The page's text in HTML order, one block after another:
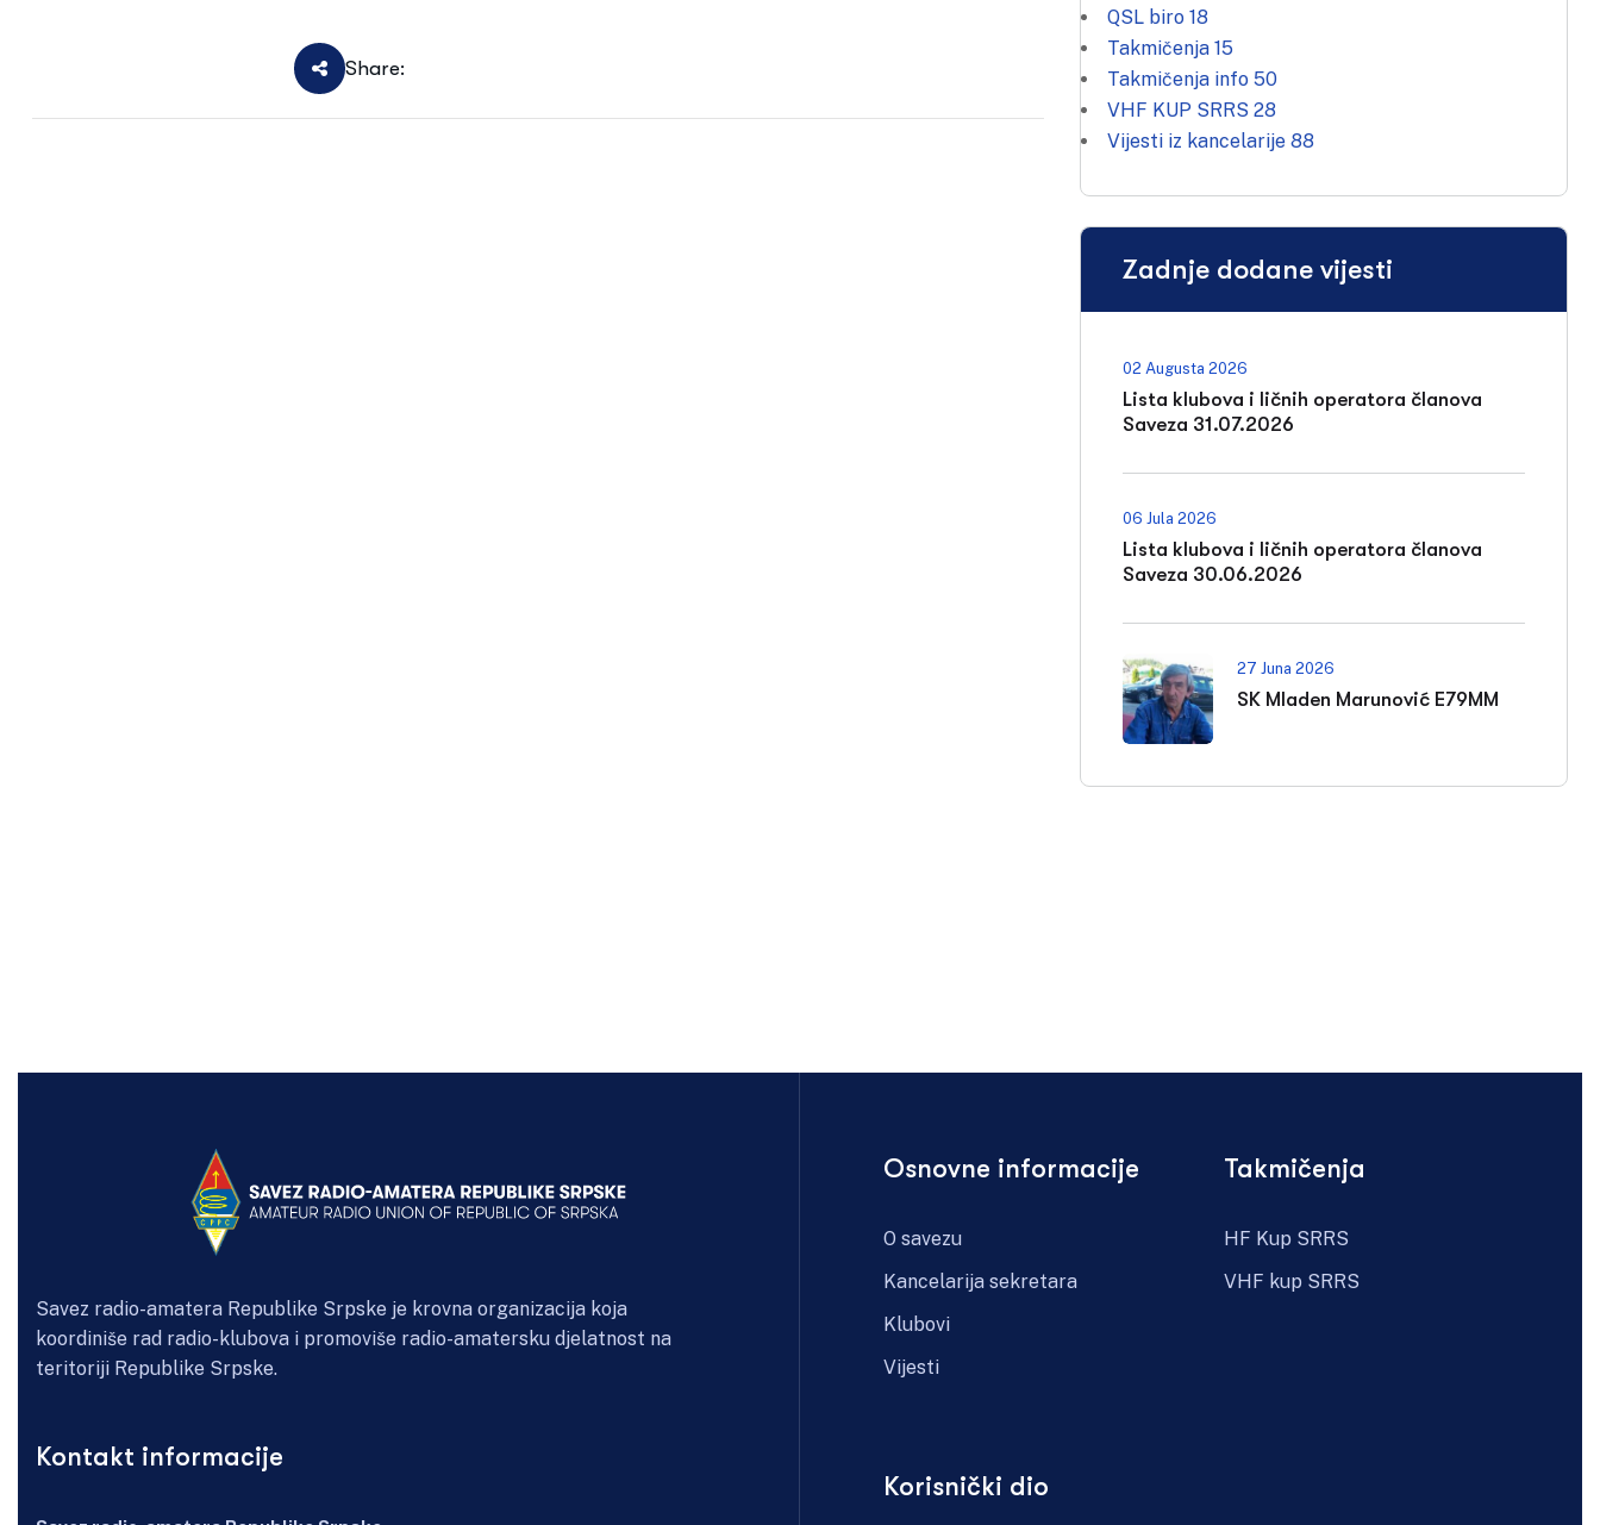
Share:
QSL biro 18
Takmičenja 15
Takmičenja info 50
VHF KUP SRRS 28
Vijesti iz kancelarije 88
Zadnje dodane vijesti
02 Augusta 2026
Lista klubova i ličnih operatora članova
Saveza 31.07.2026
06 Jula 2026
Lista klubova i ličnih operatora članova
Saveza 30.06.2026
27 Juna 2026
SK Mladen Marunović E79MM
Savez radio-amatera Republike Srpske je krovna organizacija koja
koordiniše rad radio-klubova i promoviše radio-amatersku djelatnost na
teritoriji Republike Srpske.
Kontakt informacije
Osnovne informacije
O savezu
Kancelarija sekretara
Klubovi
Vijesti
Takmičenja
HF Kup SRRS
VHF kup SRRS
Korisnički dio